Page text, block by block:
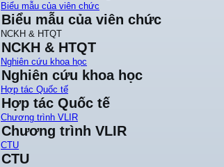
Biểu mẫu của viên chức
Biểu mẫu của viên chức
NCKH & HTQT
NCKH & HTQT
Nghiên cứu khoa học
Nghiên cứu khoa học
Hợp tác Quốc tế
Hợp tác Quốc tế
Chương trình VLIR
Chương trình VLIR
CTU
CTU